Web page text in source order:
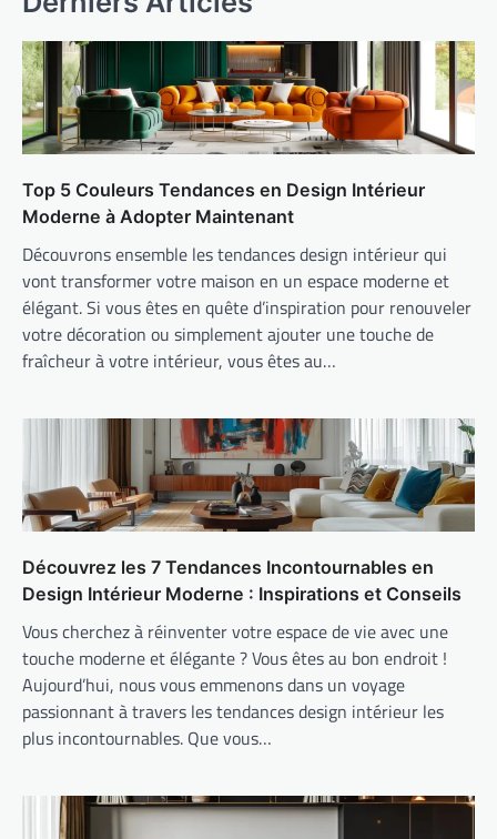
Top 5 Couleurs Tendances en Design Intérieur
Moderne à Adopter Maintenant
Découvrons ensemble les tendances design intérieur qui
vont transformer votre maison en un espace moderne et
élégant. Si vous êtes en quête d’inspiration pour renouveler
votre décoration ou simplement ajouter une touche de
fraîcheur à votre intérieur, vous êtes au…
Découvrez les 7 Tendances Incontournables en
Design Intérieur Moderne : Inspirations et Conseils
Vous cherchez à réinventer votre espace de vie avec une
touche moderne et élégante ? Vous êtes au bon endroit !
Aujourd’hui, nous vous emmenons dans un voyage
passionnant à travers les tendances design intérieur les
plus incontournables. Que vous…